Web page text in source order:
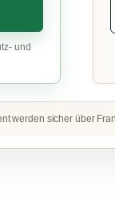
und
werden sicher über